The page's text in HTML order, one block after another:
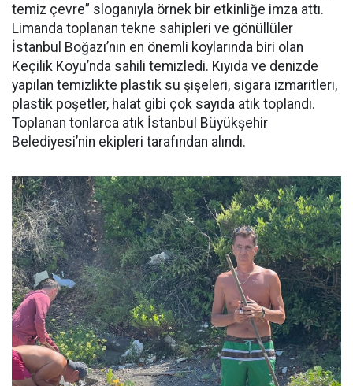
temiz çevre” sloganıyla örnek bir etkinliğe imza attı.
Limanda toplanan tekne sahipleri ve gönüllüler
İstanbul Boğazı’nın en önemli koylarında biri olan
Keçilik Koyu’nda sahili temizledi. Kıyıda ve denizde
yapılan temizlikte plastik su şişeleri, sigara izmaritleri,
plastik poşetler, halat gibi çok sayıda atık toplandı.
Toplanan tonlarca atık İstanbul Büyükşehir
Belediyesi’nin ekipleri tarafından alındı.